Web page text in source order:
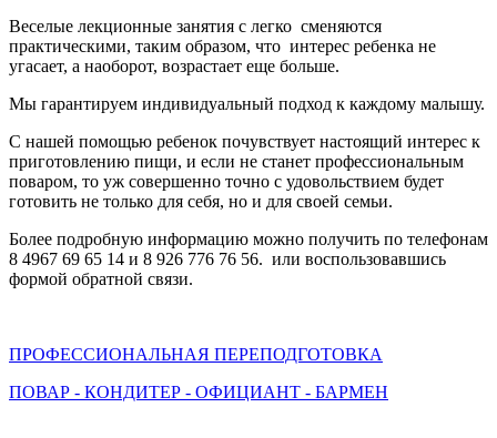
Веселые лекционные занятия с легко сменяются
практическими, таким образом, что интерес ребенка не
угасает, а наоборот, возрастает еще больше.
Мы гарантируем индивидуальный подход к каждому малышу.
С нашей помощью ребенок почувствует настоящий интерес к
приготовлению пищи, и если не станет профессиональным
поваром, то уж совершенно точно с удовольствием будет
готовить не только для себя, но и для своей семьи.
Более подробную информацию можно получить по телефонам
8 4967 69 65 14 и 8 926 776 76 56. или воспользовавшись
формой обратной связи.
ПРОФЕССИОНАЛЬНАЯ ПЕРЕПОДГОТОВКА
ПОВАР - КОНДИТЕР - ОФИЦИАНТ - БАРМЕН